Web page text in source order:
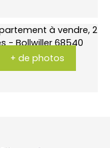
+ de photos